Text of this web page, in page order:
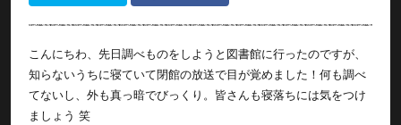
こんにちわ、先日調べものをしようと図書館に行ったのですが、
知らないうちに寝ていて閉館の放送で目が覚めました！何も調べ
てないし、外も真っ暗でびっくり。皆さんも寝落ちには気をつけ
ましょう 笑